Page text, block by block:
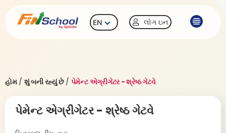
EN લૉગ ઇન
હોમ/ શું બની રહ્યું છે/ પેમેન્ટ એગ્રીગેટર - શ્રેષ્ઠ ગેટવે
પેમેન્ટ એગ્રીગેટર - શ્રેષ્ઠ ગેટવે